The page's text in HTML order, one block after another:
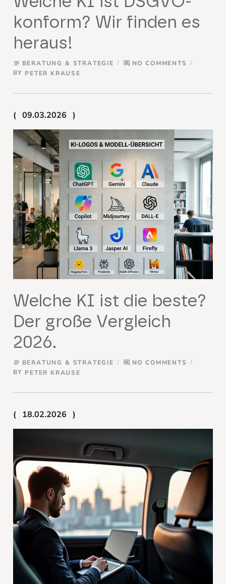
konform? Wir finden es
heraus!
subject BERATUNG & STRATEGIE comment NO COMMENTS
BY PETER KRAUSE
09.03.2026
Welche KI ist die beste?
Der große Vergleich
2026.
subject BERATUNG & STRATEGIE comment NO COMMENTS
BY PETER KRAUSE
18.02.2026